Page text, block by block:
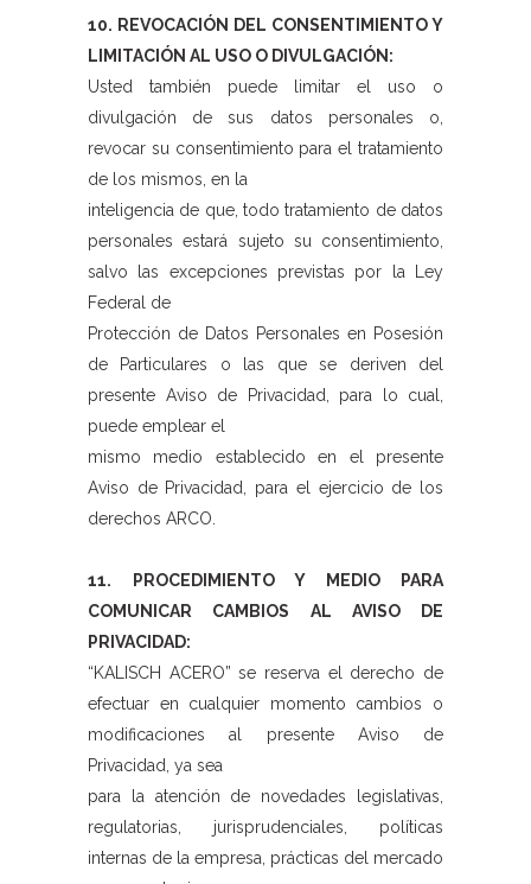
10. REVOCACIÓN DEL CONSENTIMIENTO Y
LIMITACIÓN AL USO O DIVULGACIÓN:
Usted también puede limitar el uso o
divulgación de sus datos personales o,
revocar su consentimiento para el tratamiento
de los mismos, en la
inteligencia de que, todo tratamiento de datos
personales estará sujeto su consentimiento,
salvo las excepciones previstas por la Ley
Federal de
Protección de Datos Personales en Posesión
de Particulares o las que se deriven del
presente Aviso de Privacidad, para lo cual,
puede emplear el
mismo medio establecido en el presente
Aviso de Privacidad, para el ejercicio de los
derechos ARCO.
11. PROCEDIMIENTO Y MEDIO PARA
COMUNICAR CAMBIOS AL AVISO DE
PRIVACIDAD:
“KALISCH ACERO” se reserva el derecho de
efectuar en cualquier momento cambios o
modificaciones al presente Aviso de
Privacidad, ya sea
para la atención de novedades legislativas,
regulatorias, jurisprudenciales, políticas
internas de la empresa, prácticas del mercado